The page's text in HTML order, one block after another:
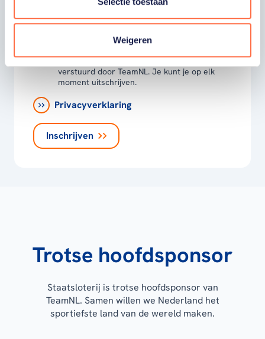
Weigeren
moment uitschrijven. *
worden gehouden van gepersonaliseerde
aangesloten bonden via communicatie
verstuurd door TeamNL. Je kunt je op elk
moment uitschrijven.
Privacyverklaring
Inschrijven
Trotse hoofdsponsor
Staatsloterij is trotse hoofdsponsor van
TeamNL. Samen willen we Nederland het
sportiefste land van de wereld maken.